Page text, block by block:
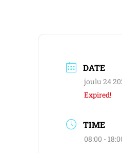
DATE
joulu 24
Expired!
TIME
08:00 -